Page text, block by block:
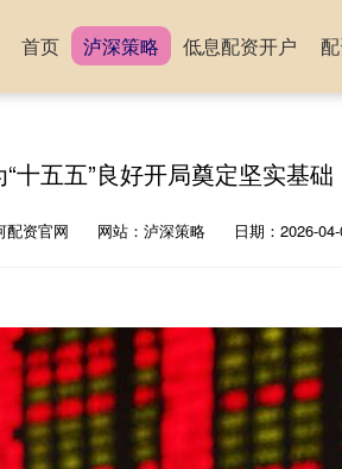
首页 泸深策略 低息配资开户
十五五”良好开局奠定坚实基础
配资官网 网站：泸深策略 日期：2026-